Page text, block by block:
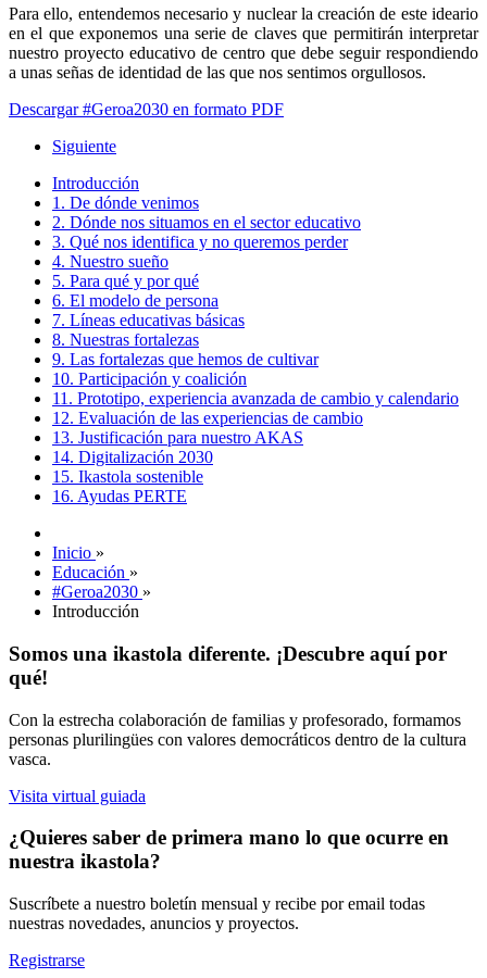
Para ello, entendemos necesario y nuclear la creación de este ideario
en el que exponemos una serie de claves que permitirán interpretar
nuestro proyecto educativo de centro que debe seguir respondiendo
a unas señas de identidad de las que nos sentimos orgullosos.
Descargar #Geroa2030 en formato PDF
Siguiente
Introducción
1. De dónde venimos
2. Dónde nos situamos en el sector educativo
3. Qué nos identifica y no queremos perder
4. Nuestro sueño
5. Para qué y por qué
6. El modelo de persona
7. Líneas educativas básicas
8. Nuestras fortalezas
9. Las fortalezas que hemos de cultivar
10. Participación y coalición
11. Prototipo, experiencia avanzada de cambio y calendario
12. Evaluación de las experiencias de cambio
13. Justificación para nuestro AKAS
14. Digitalización 2030
15. Ikastola sostenible
16. Ayudas PERTE
Inicio »
Educación »
#Geroa2030 »
Introducción
Somos una ikastola diferente. ¡Descubre aquí por
qué!
Con la estrecha colaboración de familias y profesorado, formamos
personas plurilingües con valores democráticos dentro de la cultura
vasca.
Visita virtual guiada
¿Quieres saber de primera mano lo que ocurre en
nuestra ikastola?
Suscríbete a nuestro boletín mensual y recibe por email todas
nuestras novedades, anuncios y proyectos.
Registrarse